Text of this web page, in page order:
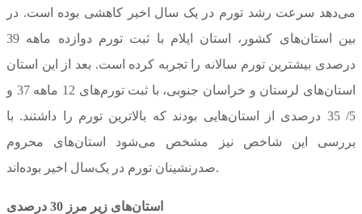
می‌دهد سرعت رشد تورم در یک سال اخیر کاهشی بوده است. در
بین استان‌های کشور، استان ایلام با ثبت تورم دوازده ماهه 39
درصدی بیشترین تورم سالانه را تجربه کرده است. بعد از این استان
استان‌های لرستان و خراسان جنوبی، با ثبت تورم‌های 12 ماهه 37 و
5/ 35 درصدی از استان‌هایی بودند که بالاترین تورم را داشتند. با
بررسی این شاخص نیز مشخص می‌شود استان‌های محروم
صدرنشینان تورم در یک‌سال اخیر بوده‌اند.
استان‌های زیر مرز 30 درصدی